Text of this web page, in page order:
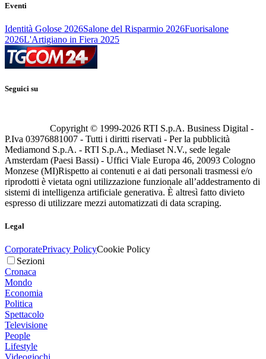
Eventi
Identità Golose 2026Salone del Risparmio 2026Fuorisalone
2026L'Artigiano in Fiera 2025
Seguici su
Copyright © 1999-2026 RTI S.p.A. Business Digital -
P.Iva 03976881007 - Tutti i diritti riservati - Per la pubblicità
Mediamond S.p.A. - RTI S.p.A., Mediaset N.V., sede legale
Amsterdam (Paesi Bassi) - Uffici Viale Europa 46, 20093 Cologno
Monzese (MI)Rispetto ai contenuti e ai dati personali trasmessi e/o
riprodotti è vietata ogni utilizzazione funzionale all’addestramento di
sistemi di intelligenza artificiale generativa. È altresì fatto divieto
espresso di utilizzare mezzi automatizzati di data scraping.
Legal
CorporatePrivacy PolicyCookie Policy
Sezioni
Cronaca
Mondo
Economia
Politica
Spettacolo
Televisione
People
Lifestyle
Videogiochi